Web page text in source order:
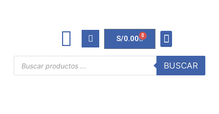
S/0.00 0
BUSCAR